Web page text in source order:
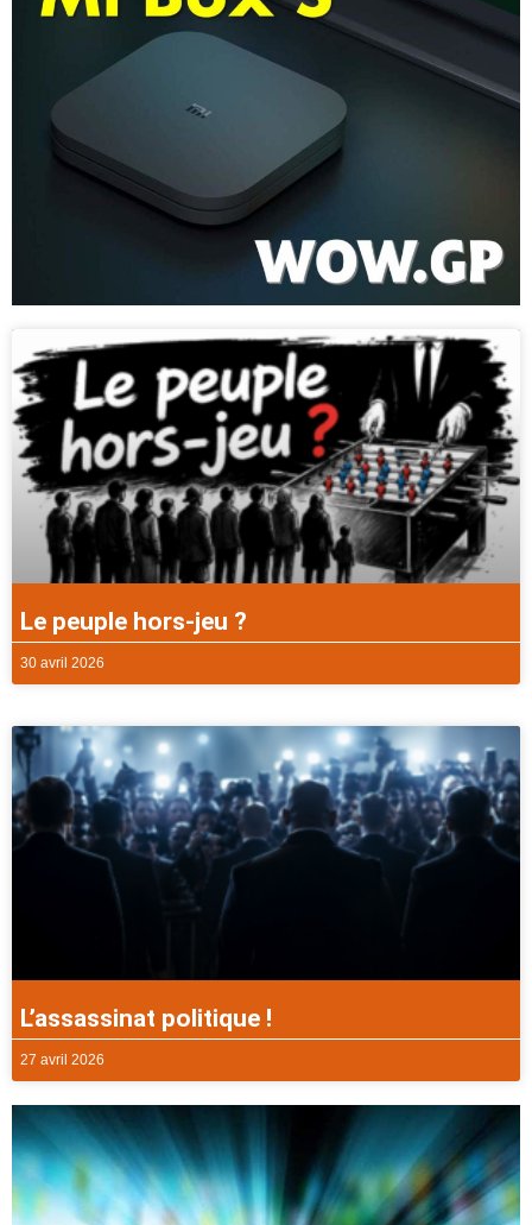
Le peuple hors-jeu ?
30 avril 2026
L’assassinat politique !
27 avril 2026